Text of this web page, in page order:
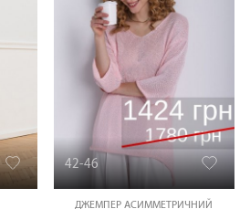
42-46
ДЖЕМПЕР АСИММЕТРИЧНИЙ